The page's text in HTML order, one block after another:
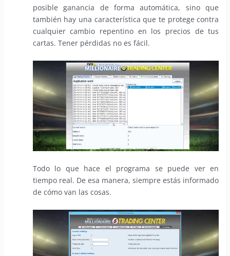
posible ganancia de forma automática, sino que
también hay una característica que te protege contra
cualquier cambio repentino en los precios de tus
cartas. Tener pérdidas no es fácil.
Todo lo que hace el programa se puede ver en
tiempo real. De esa manera, siempre estás informado
de cómo van las cosas.